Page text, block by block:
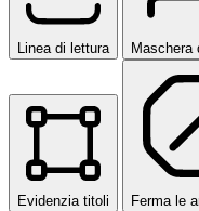
Linea di lettura Maschera
Evidenzia titoli Ferma le